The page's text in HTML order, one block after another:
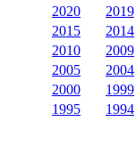
2020
2019
2015
2014
2010
2009
2005
2004
2000
1999
1995
1994